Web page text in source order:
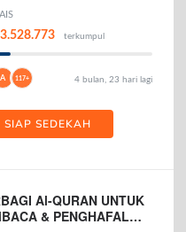
terkumpul
A 117+ 4 bulan, 23 hari lagi
SIAP SEDEKAH
Al-QURAN UNTUK
& PENGHAFAL